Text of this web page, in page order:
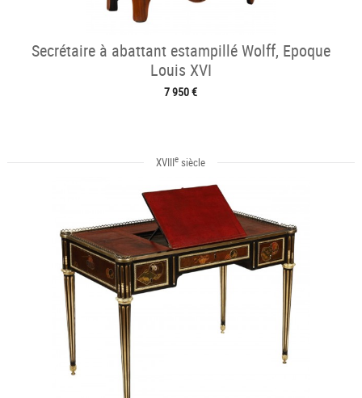
Secrétaire à abattant estampillé Wolff, Epoque
Louis XVI
7 950 €
XVIIIe siècle